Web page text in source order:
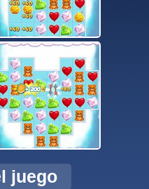
juego